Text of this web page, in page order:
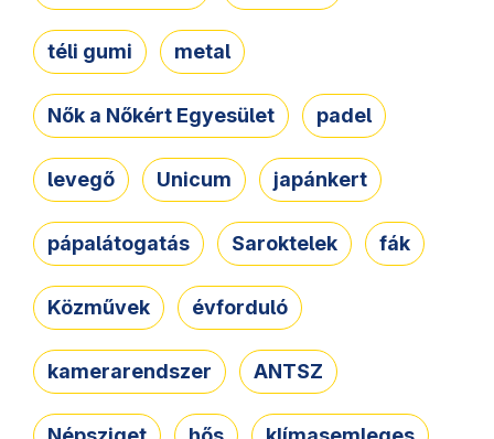
téli gumi metal
Nők a Nőkért Egyesület padel
levegő Unicum japánkert
pápalátogatás Saroktelek fák
Közművek évforduló
kamerarendszer ANTSZ